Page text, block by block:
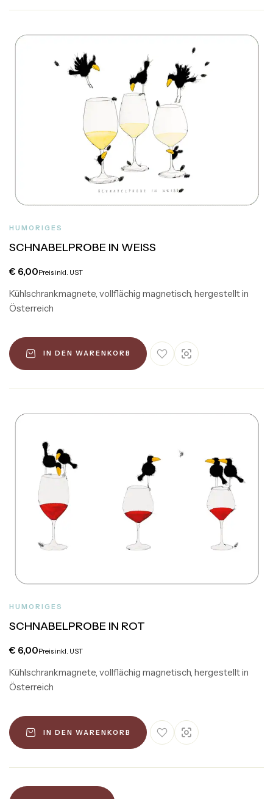
HUMORIGES
SCHNABELPROBE IN WEISS
€ 6,00Preis inkl. UST
Kühlschrankmagnete, vollflächig magnetisch, hergestellt in
Österreich
IN DEN WARENKORB
HUMORIGES
SCHNABELPROBE IN ROT
€ 6,00Preis inkl. UST
Kühlschrankmagnete, vollflächig magnetisch, hergestellt in
Österreich
IN DEN WARENKORB